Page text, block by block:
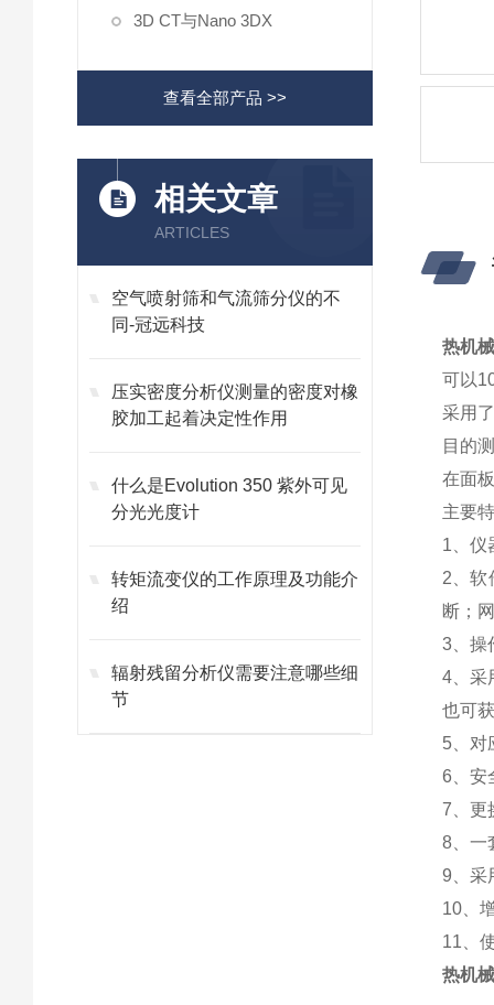
3D CT与Nano 3DX
查看全部产品 >>
相关文章
ARTICLES
空气喷射筛和气流筛分仪的不
同-冠远科技
压实密度分析仪测量的密度对橡
胶加工起着决定性作用
什么是Evolution 350 紫外可见
分光光度计
转矩流变仪的工作原理及功能介
绍
辐射残留分析仪需要注意哪些细
节
热机
可以
采用
目的
在面
主要
1、仪
2、软
断；
3、操
4、采
也可
5、对
6、安
7、更
8、一
9、采
10、
11、
热机